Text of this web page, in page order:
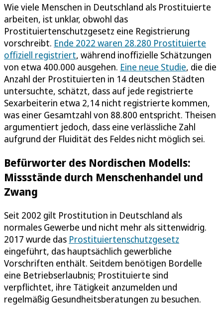
Wie viele Menschen in Deutschland als Prostituierte
arbeiten, ist unklar, obwohl das
Prostituiertenschutzgesetz eine Registrierung
vorschreibt. Ende 2022 waren 28.280 Prostituierte
offiziell registriert, während inoffizielle Schätzungen
von etwa 400.000 ausgehen. Eine neue Studie, die die
Anzahl der Prostituierten in 14 deutschen Städten
untersuchte, schätzt, dass auf jede registrierte
Sexarbeiterin etwa 2,14 nicht registrierte kommen,
was einer Gesamtzahl von 88.800 entspricht. Theisen
argumentiert jedoch, dass eine verlässliche Zahl
aufgrund der Fluidität des Feldes nicht möglich sei.
Befürworter des Nordischen Modells:
Missstände durch Menschenhandel und
Zwang
Seit 2002 gilt Prostitution in Deutschland als
normales Gewerbe und nicht mehr als sittenwidrig.
2017 wurde das Prostituiertenschutzgesetz
eingeführt, das hauptsächlich gewerbliche
Vorschriften enthält. Seitdem benötigen Bordelle
eine Betriebserlaubnis; Prostituierte sind
verpflichtet, ihre Tätigkeit anzumelden und
regelmäßig Gesundheitsberatungen zu besuchen.